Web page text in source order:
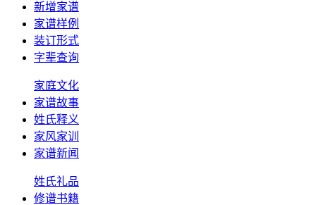
新增家谱
家谱样例
装订形式
字辈查询
家庭文化
家谱故事
姓氏释义
家风家训
家谱新闻
姓氏礼品
修谱书籍